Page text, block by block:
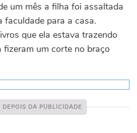
um mês a filha foi assaltada
faculdade para a casa.
que ela estava trazendo
fizeram um corte no braço